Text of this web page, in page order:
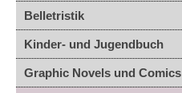
Belletristik
Kinder- und Jugendbuch
Graphic Novels und Comics